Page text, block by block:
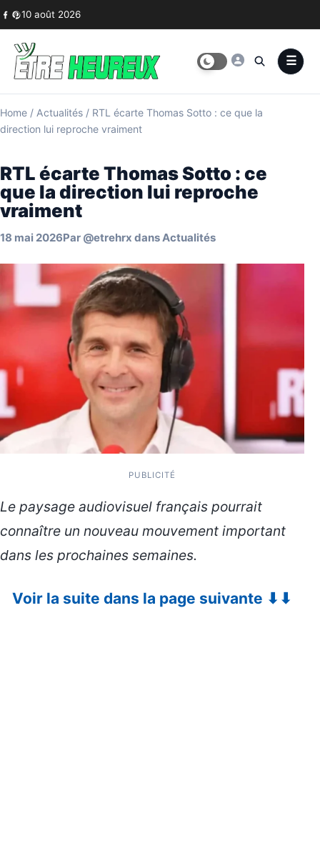
Skip to content
10 août 2026
Home / Actualités / RTL écarte Thomas Sotto : ce que la
direction lui reproche vraiment
RTL écarte Thomas Sotto : ce
que la direction lui reproche
vraiment
18 mai 2026Par @etrehrx dansActualités
PUBLICITÉ
Le paysage audiovisuel français pourrait
connaître un nouveau mouvement important
dans les prochaines semaines.
Voir la suite dans la page suivante ⬇⬇